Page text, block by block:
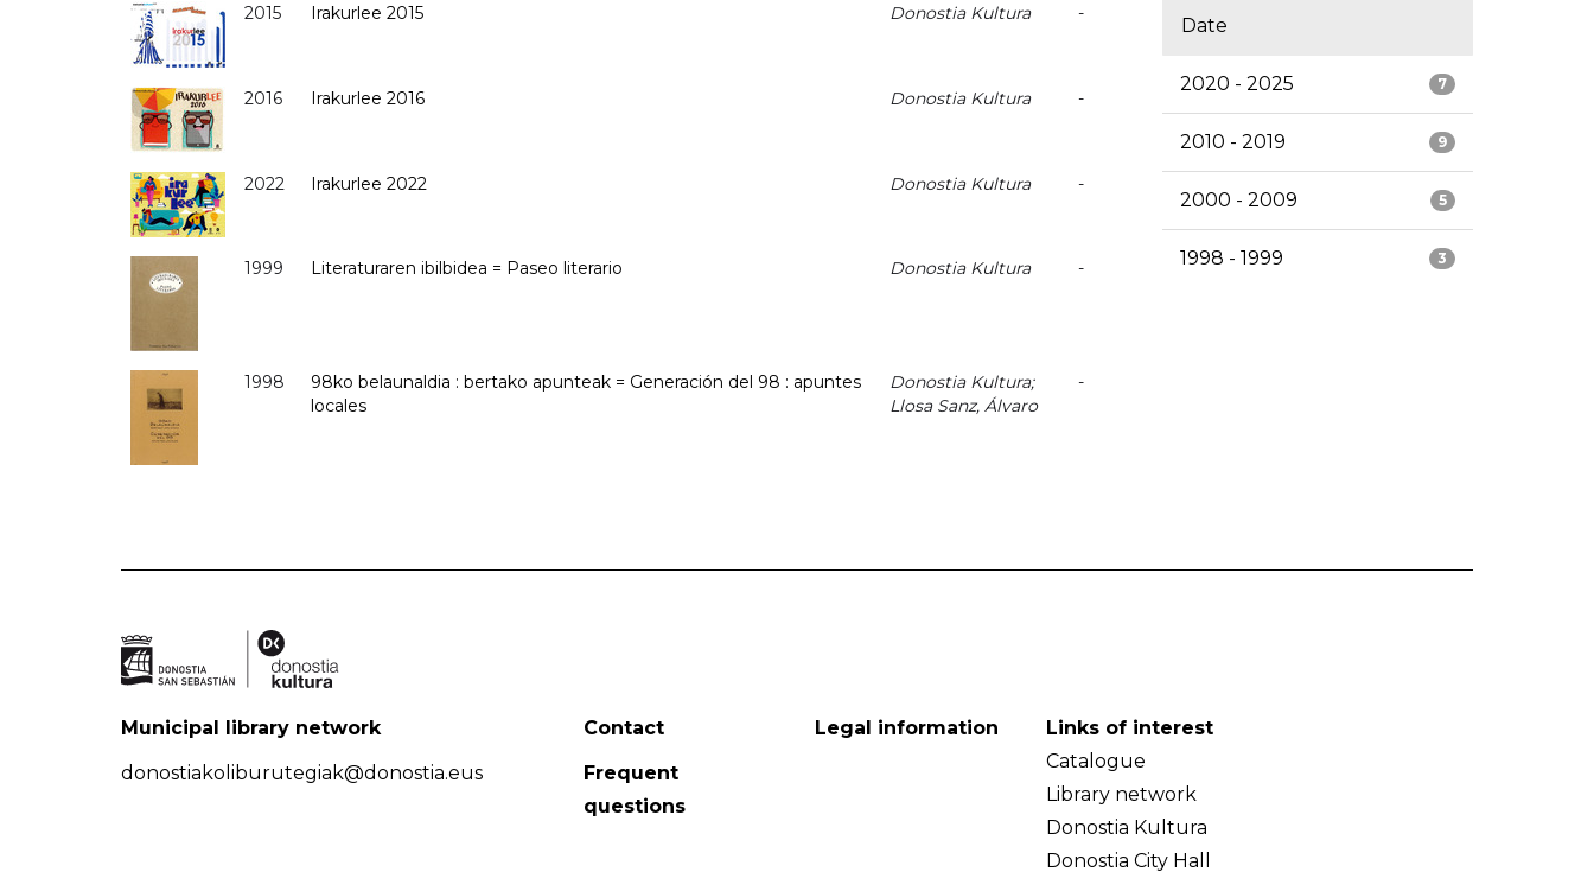
2015 Irakurlee 2015 Donostia Kultura -
2016 Irakurlee 2016 Donostia Kultura -
2022 Irakurlee 2022 Donostia Kultura -
1999 Literaturaren ibilbidea = Paseo literario Donostia Kultura -
1998
98ko belaunaldia : bertako apunteak = Generación del 98 : apuntes
locales
Donostia Kultura;
Llosa Sanz, Álvaro
-
Date
7
2020 - 2025
9
2010 - 2019
5
2000 - 2009
3
1998 - 1999
Municipal library network
donostiakoliburutegiak@donostia.eus
Contact
Frequent
questions
Legal information
Links of interest
Catalogue
Library network
Donostia Kultura
Donostia City Hall